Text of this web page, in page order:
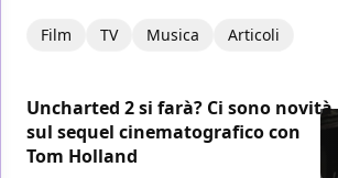
Film TV Musica Articoli
Uncharted 2 si farà? Ci sono novità
sul sequel cinematografico con
Tom Holland